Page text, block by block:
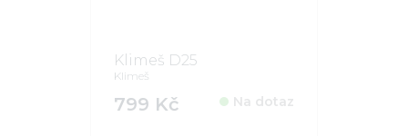
Klimeš D25
Klimeš
799 Kč Na dotaz